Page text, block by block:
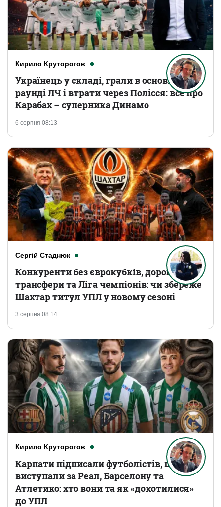
Кирило Круторогов
6 серпня 08:13
Українець у складі, грали в основному
раунді ЛЧ і втрати через Полісся: все про
Карабах – суперника Динамо
Сергій Стаднюк
3 серпня 08:14
Конкуренти без єврокубків, дорогі
трансфери та Ліга чемпіонів: чи збереже
Шахтар титул УПЛ у новому сезоні
Кирило Круторогов
Карпати підписали футболістів, що
виступали за Реал, Барселону та
Атлетико: хто вони та як «докотилися»
до УПЛ